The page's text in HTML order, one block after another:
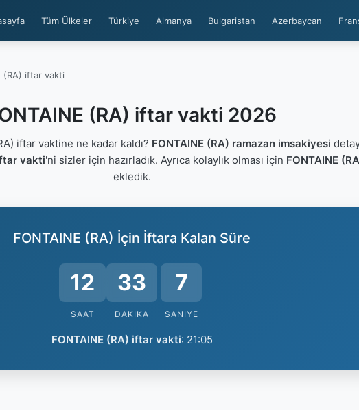
Tüm Ülkeler Türkiye Almanya Bulgaristan Azerbaycan
(RA) iftar vakti
(RA) iftar vakti 2026
iftar vaktine ne kadar kaldı? FONTAINE (RA) ramazan imsakiyesi
vakti'ni sizler için hazırladık. Ayrıca kolaylık olması için FONTAINE
ekledik.
FONTAINE (RA) İçin İftara Kalan Süre
12
SAAT
33
DAKIKA
6
SANIYE
FONTAINE (RA) iftar vakti: 21:05